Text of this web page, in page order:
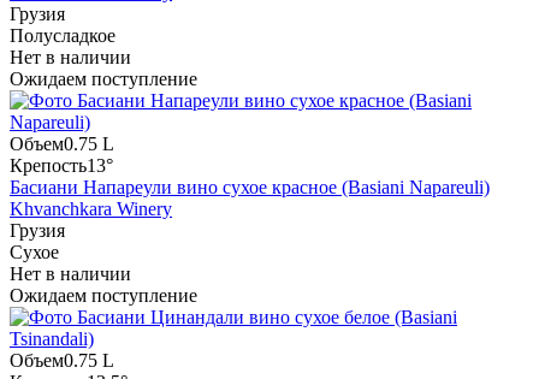
Грузия
Полусладкое
Нет в наличии
Ожидаем поступление
Объем0.75 L
Крепость13°
Басиани Напареули вино сухое красное (Basiani Napareuli)
Khvanchkara Winery
Грузия
Сухое
Нет в наличии
Ожидаем поступление
Объем0.75 L